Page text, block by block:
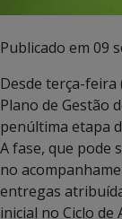
Publicado em 09
Desde terça-
Plano de Gestão
penúltima etapa
A fase, que pode
no
entregas
inicial no Ciclo de